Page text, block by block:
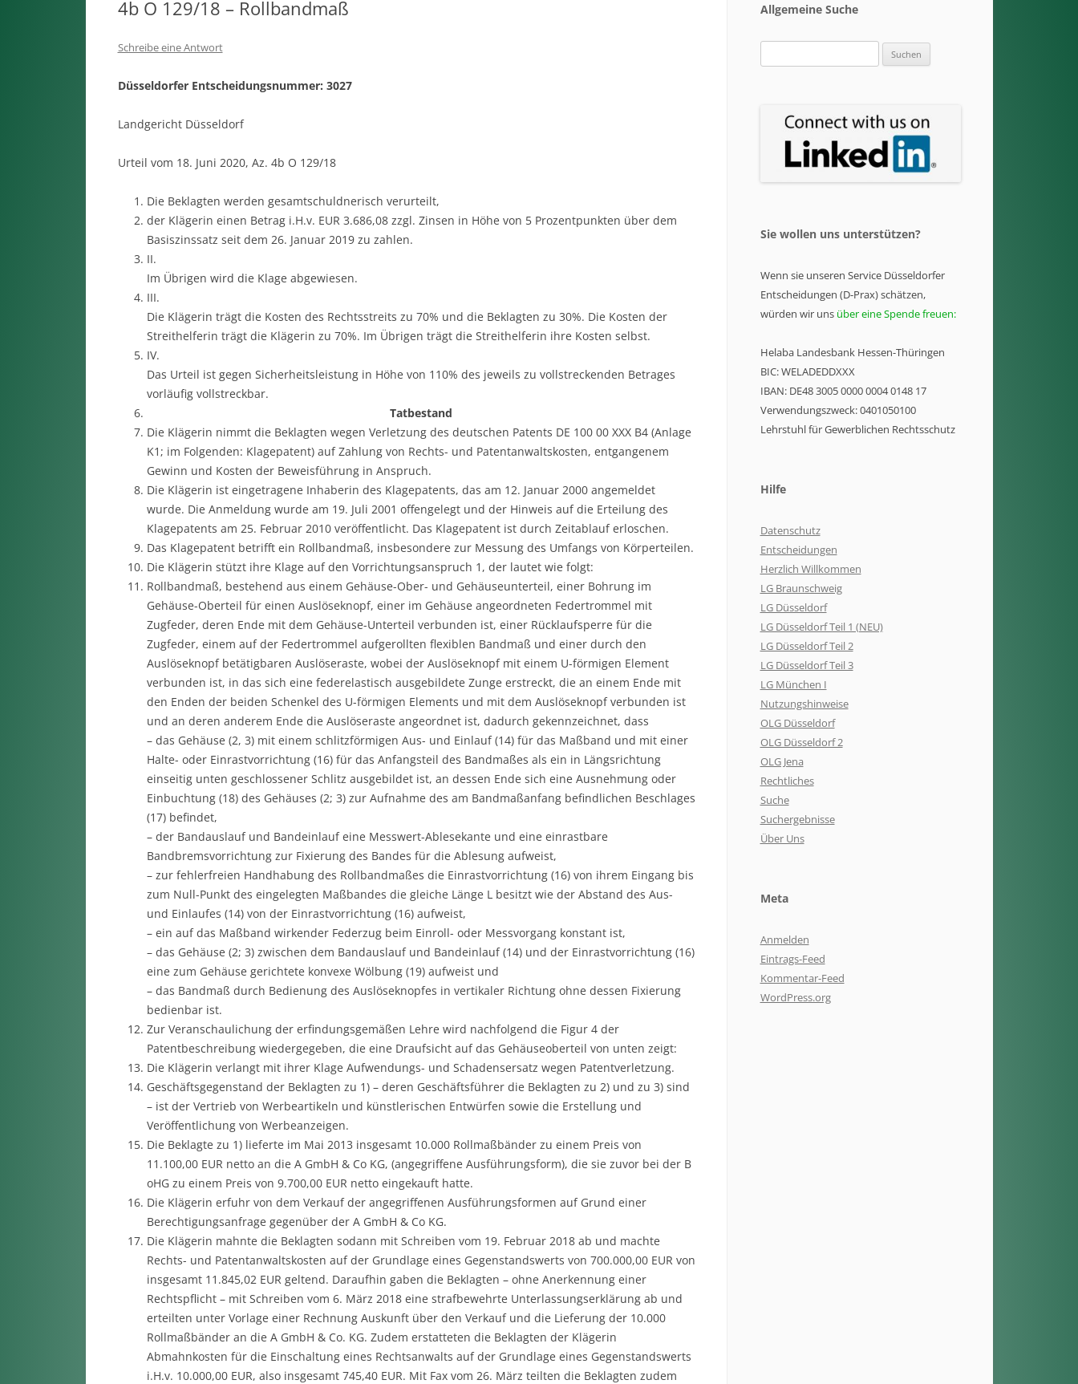
4b O 129/18 – Rollbandmaß
Schreibe eine Antwort
Düsseldorfer Entscheidungsnummer: 3027
Landgericht Düsseldorf
Urteil vom 18. Juni 2020, Az. 4b O 129/18
Die Beklagten werden gesamtschuldnerisch verurteilt,
der Klägerin einen Betrag i.H.v. EUR 3.686,08 zzgl. Zinsen in Höhe von 5 Prozentpunkten über dem
Basiszinssatz seit dem 26. Januar 2019 zu zahlen.
II.
Im Übrigen wird die Klage abgewiesen.
III.
Die Klägerin trägt die Kosten des Rechtsstreits zu 70% und die Beklagten zu 30%. Die Kosten der
Streithelferin trägt die Klägerin zu 70%. Im Übrigen trägt die Streithelferin ihre Kosten selbst.
IV.
Das Urteil ist gegen Sicherheitsleistung in Höhe von 110% des jeweils zu vollstreckenden Betrages
vorläufig vollstreckbar.
Tatbestand
Die Klägerin nimmt die Beklagten wegen Verletzung des deutschen Patents DE 100 00 XXX B4 (Anlage
K1; im Folgenden: Klagepatent) auf Zahlung von Rechts- und Patentanwaltskosten, entgangenem
Gewinn und Kosten der Beweisführung in Anspruch.
Die Klägerin ist eingetragene Inhaberin des Klagepatents, das am 12. Januar 2000 angemeldet
wurde. Die Anmeldung wurde am 19. Juli 2001 offengelegt und der Hinweis auf die Erteilung des
Klagepatents am 25. Februar 2010 veröffentlicht. Das Klagepatent ist durch Zeitablauf erloschen.
Das Klagepatent betrifft ein Rollbandmaß, insbesondere zur Messung des Umfangs von Körperteilen.
Die Klägerin stützt ihre Klage auf den Vorrichtungsanspruch 1, der lautet wie folgt:
Rollbandmaß, bestehend aus einem Gehäuse-Ober- und Gehäuseunterteil, einer Bohrung im
Gehäuse-Oberteil für einen Auslöseknopf, einer im Gehäuse angeordneten Federtrommel mit
Zugfeder, deren Ende mit dem Gehäuse-Unterteil verbunden ist, einer Rücklaufsperre für die
Zugfeder, einem auf der Federtrommel aufgerollten flexiblen Bandmaß und einer durch den
Auslöseknopf betätigbaren Auslöseraste, wobei der Auslöseknopf mit einem U-förmigen Element
verbunden ist, in das sich eine federelastisch ausgebildete Zunge erstreckt, die an einem Ende mit
den Enden der beiden Schenkel des U-förmigen Elements und mit dem Auslöseknopf verbunden ist
und an deren anderem Ende die Auslöseraste angeordnet ist, dadurch gekennzeichnet, dass
– das Gehäuse (2, 3) mit einem schlitzförmigen Aus- und Einlauf (14) für das Maßband und mit einer
Halte- oder Einrastvorrichtung (16) für das Anfangsteil des Bandmaßes als ein in Längsrichtung
einseitig unten geschlossener Schlitz ausgebildet ist, an dessen Ende sich eine Ausnehmung oder
Einbuchtung (18) des Gehäuses (2; 3) zur Aufnahme des am Bandmaßanfang befindlichen Beschlages
(17) befindet,
– der Bandauslauf und Bandeinlauf eine Messwert-Ablesekante und eine einrastbare
Bandbremsvorrichtung zur Fixierung des Bandes für die Ablesung aufweist,
– zur fehlerfreien Handhabung des Rollbandmaßes die Einrastvorrichtung (16) von ihrem Eingang bis
zum Null-Punkt des eingelegten Maßbandes die gleiche Länge L besitzt wie der Abstand des Aus-
und Einlaufes (14) von der Einrastvorrichtung (16) aufweist,
– ein auf das Maßband wirkender Federzug beim Einroll- oder Messvorgang konstant ist,
– das Gehäuse (2; 3) zwischen dem Bandauslauf und Bandeinlauf (14) und der Einrastvorrichtung (16)
eine zum Gehäuse gerichtete konvexe Wölbung (19) aufweist und
– das Bandmaß durch Bedienung des Auslöseknopfes in vertikaler Richtung ohne dessen Fixierung
bedienbar ist.
Zur Veranschaulichung der erfindungsgemäßen Lehre wird nachfolgend die Figur 4 der
Patentbeschreibung wiedergegeben, die eine Draufsicht auf das Gehäuseoberteil von unten zeigt:
Die Klägerin verlangt mit ihrer Klage Aufwendungs- und Schadensersatz wegen Patentverletzung.
Geschäftsgegenstand der Beklagten zu 1) – deren Geschäftsführer die Beklagten zu 2) und zu 3) sind
– ist der Vertrieb von Werbeartikeln und künstlerischen Entwürfen sowie die Erstellung und
Veröffentlichung von Werbeanzeigen.
Die Beklagte zu 1) lieferte im Mai 2013 insgesamt 10.000 Rollmaßbänder zu einem Preis von
11.100,00 EUR netto an die A GmbH & Co KG, (angegriffene Ausführungsform), die sie zuvor bei der B
oHG zu einem Preis von 9.700,00 EUR netto eingekauft hatte.
Die Klägerin erfuhr von dem Verkauf der angegriffenen Ausführungsformen auf Grund einer
Berechtigungsanfrage gegenüber der A GmbH & Co KG.
Die Klägerin mahnte die Beklagten sodann mit Schreiben vom 19. Februar 2018 ab und machte
Rechts- und Patentanwaltskosten auf der Grundlage eines Gegenstandswerts von 700.000,00 EUR von
insgesamt 11.845,02 EUR geltend. Daraufhin gaben die Beklagten – ohne Anerkennung einer
Rechtspflicht – mit Schreiben vom 6. März 2018 eine strafbewehrte Unterlassungserklärung ab und
erteilten unter Vorlage einer Rechnung Auskunft über den Verkauf und die Lieferung der 10.000
Rollmaßbänder an die A GmbH & Co. KG. Zudem erstatteten die Beklagten der Klägerin
Abmahnkosten für die Einschaltung eines Rechtsanwalts auf der Grundlage eines Gegenstandswerts
i.H.v. 10.000,00 EUR, also insgesamt 745,40 EUR. Mit Fax vom 26. März teilten die Beklagten zudem
Allgemeine Suche
nach:
Sie wollen uns unterstützen?
Wenn sie unseren Service Düsseldorfer
Entscheidungen (D-Prax) schätzen,
würden wir uns über eine Spende freuen:
Helaba Landesbank Hessen-Thüringen
BIC: WELADEDDXXX
IBAN: DE48 3005 0000 0004 0148 17
Verwendungszweck: 0401050100
Lehrstuhl für Gewerblichen Rechtsschutz
Hilfe
Datenschutz
Entscheidungen
Herzlich Willkommen
LG Braunschweig
LG Düsseldorf
LG Düsseldorf Teil 1 (NEU)
LG Düsseldorf Teil 2
LG Düsseldorf Teil 3
LG München I
Nutzungshinweise
OLG Düsseldorf
OLG Düsseldorf 2
OLG Jena
Rechtliches
Suche
Suchergebnisse
Über Uns
Meta
Anmelden
Eintrags-Feed
Kommentar-Feed
WordPress.org